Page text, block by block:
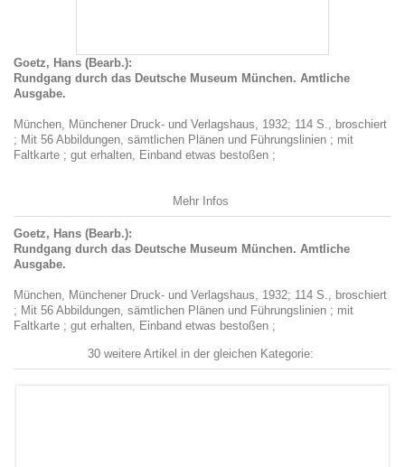
Goetz, Hans (Bearb.):
Rundgang durch das Deutsche Museum München. Amtliche
Ausgabe.
München, Münchener Druck- und Verlagshaus, 1932; 114 S., broschiert
; Mit 56 Abbildungen, sämtlichen Plänen und Führungslinien ; mit
Faltkarte ; gut erhalten, Einband etwas bestoßen ;
Mehr Infos
Goetz, Hans (Bearb.):
Rundgang durch das Deutsche Museum München. Amtliche
Ausgabe.
München, Münchener Druck- und Verlagshaus, 1932; 114 S., broschiert
; Mit 56 Abbildungen, sämtlichen Plänen und Führungslinien ; mit
Faltkarte ; gut erhalten, Einband etwas bestoßen ;
30 weitere Artikel in der gleichen Kategorie: